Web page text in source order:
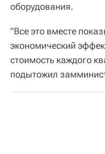
оборудования.
"Все это вместе
экономический
стоимость каждого
подытожил